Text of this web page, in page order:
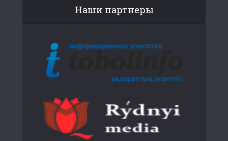
Наши партнеры